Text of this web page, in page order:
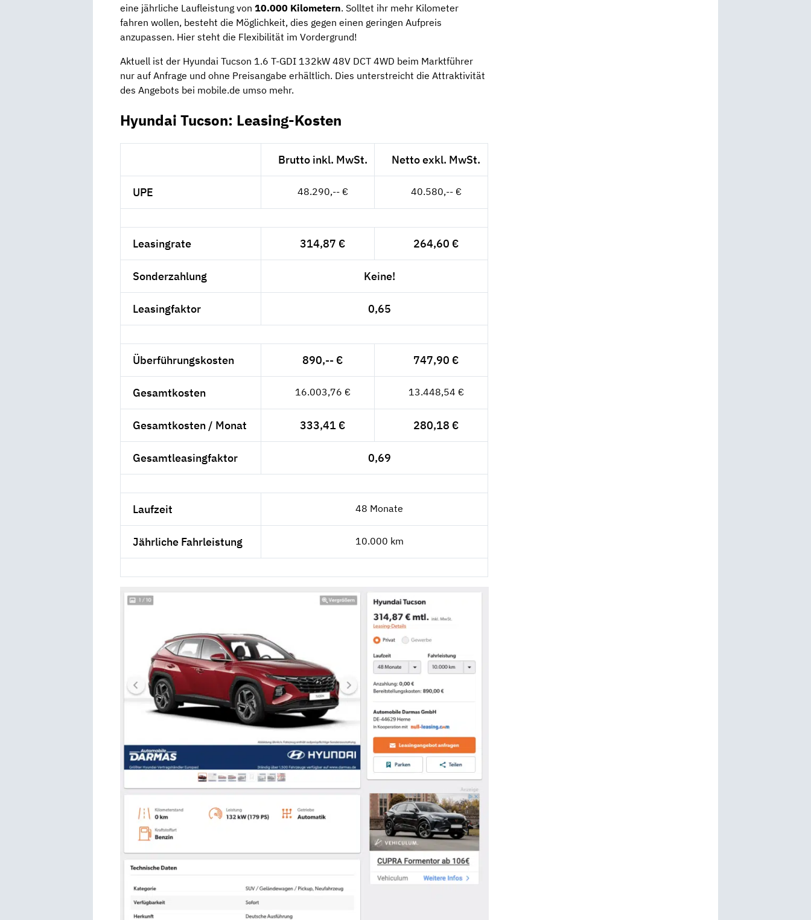
eine jährliche Laufleistung von 10.000 Kilometern. Solltet ihr mehr Kilometer
fahren wollen, besteht die Möglichkeit, dies gegen einen geringen Aufpreis
anzupassen. Hier steht die Flexibilität im Vordergrund!
Aktuell ist der Hyundai Tucson 1.6 T-GDI 132kW 48V DCT 4WD beim Marktführer
nur auf Anfrage und ohne Preisangabe erhältlich. Dies unterstreicht die Attraktivität
des Angebots bei mobile.de umso mehr.
Hyundai Tucson: Leasing-Kosten
Brutto inkl. MwSt. Netto exkl. MwSt.
UPE 48.290,-- € 40.580,-- €
Leasingrate 314,87 € 264,60 €
Sonderzahlung Keine!
Leasingfaktor 0,65
Überführungskosten 890,-- € 747,90 €
Gesamtkosten 16.003,76 € 13.448,54 €
Gesamtkosten / Monat 333,41 € 280,18 €
Gesamtleasingfaktor 0,69
Laufzeit 48 Monate
Jährliche Fahrleistung 10.000 km